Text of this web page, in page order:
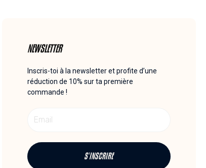
NEWSLETTER
Inscris-toi à la newsletter et profite d’une
réduction de 10% sur ta première
commande !
S'INSCRIRE